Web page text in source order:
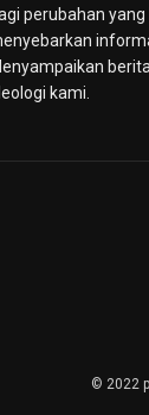
perubahan
kami.
© 2022